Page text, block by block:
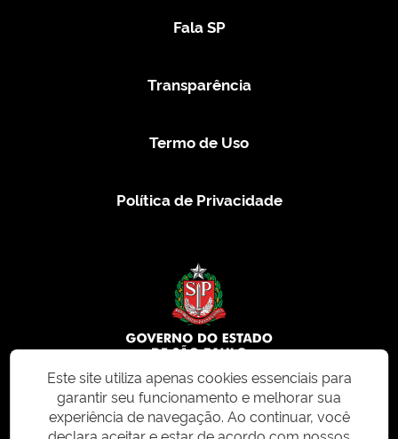
Fala SP
Transparência
Termo de Uso
Política de Privacidade
© 2026 CMS.SP.GOV.BR. Todos os direitos reservados.
Este site utiliza apenas cookies essenciais para
garantir seu funcionamento e melhorar sua
experiência de navegação. Ao continuar, você